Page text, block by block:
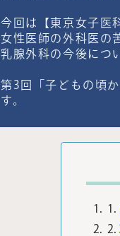
今回は【東京女子医
女性医師の外科医の
乳腺外科の今後につ
第3回「子どもの頃
す。
1.
2.